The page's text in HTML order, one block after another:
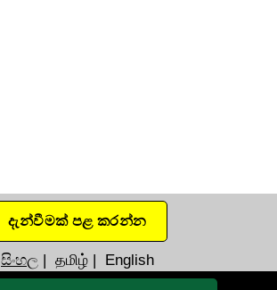
දැන්වීමක් පළ කරන්න
සිංහල | தமிழ் | English